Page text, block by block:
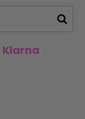
Klarna